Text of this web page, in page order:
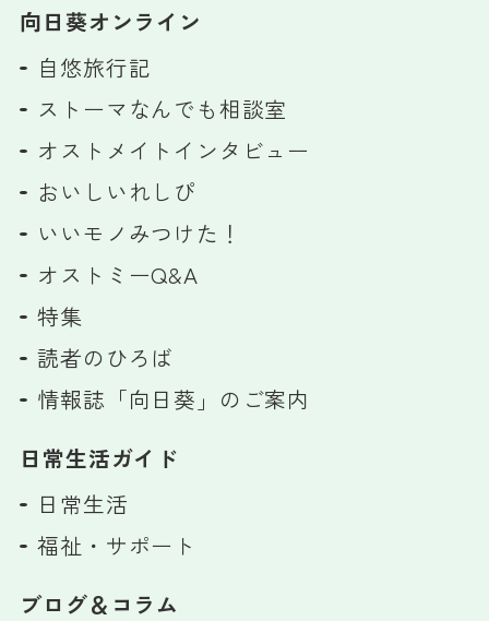
向日葵オンライン
自悠旅行記
ストーマなんでも相談室
オストメイトインタビュー
おいしいれしぴ
いいモノみつけた！
オストミーQ&A
特集
読者のひろば
情報誌「向日葵」のご案内
日常生活ガイド
日常生活
福祉・サポート
ブログ＆コラム